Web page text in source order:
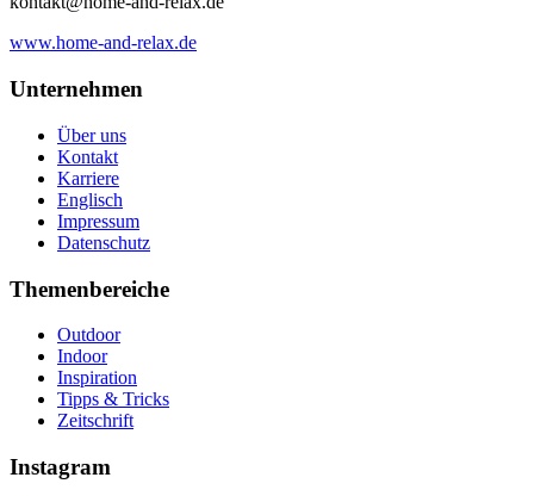
www.home-and-relax.de
Unternehmen
Über uns
Kontakt
Karriere
Englisch
Impressum
Datenschutz
Themenbereiche
Outdoor
Indoor
Inspiration
Tipps & Tricks
Zeitschrift
Instagram